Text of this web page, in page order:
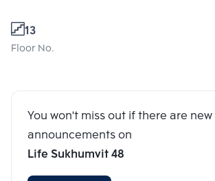
13
Floor No.
You won't miss out if there are new
announcements on
Life Sukhumvit 48